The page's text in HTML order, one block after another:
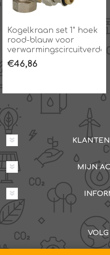
Kogelkraan set 1" hoek
rood-blauw voor
€46,86
MIJN